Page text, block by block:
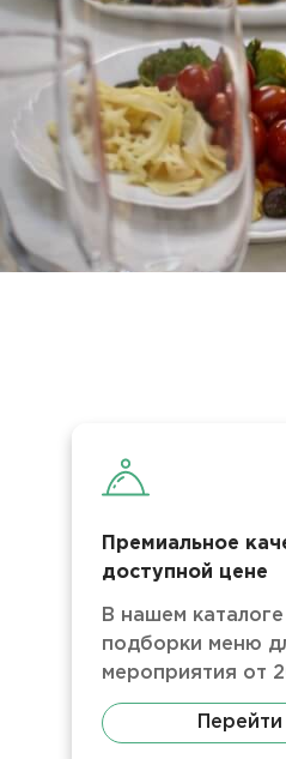
Премиальное
доступной цене
В нашем
подборки меню
мероприятия от